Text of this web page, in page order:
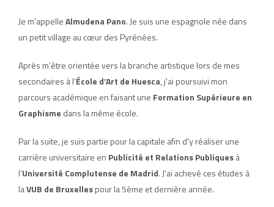
Je m’appelleAlmudena Pano. Je suis une espagnole née dans
un petit village au cœur des Pyrénées.
Après m’être orientée vers la branche artistique lors de mes
secondaires à l’École d’Art de Huesca, j'ai poursuivi mon
parcours académique en faisant une Formation Supérieure en
Graphisme dans la même école.
Par la suite, je suis partie pour la capitale afin d'y réaliser une
carrière universitaire en Publicité et Relations Publiquesà
l’Université Complutense de Madrid. J'ai achevé ces études à
laVUB de Bruxellespour la 5ème et dernière année.